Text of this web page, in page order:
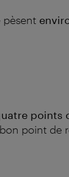
pèsent
points
point de